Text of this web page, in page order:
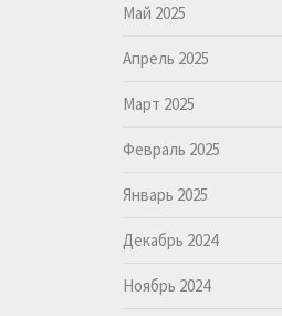
Май 2025
Апрель 2025
Март 2025
Февраль 2025
Январь 2025
Декабрь 2024
Ноябрь 2024